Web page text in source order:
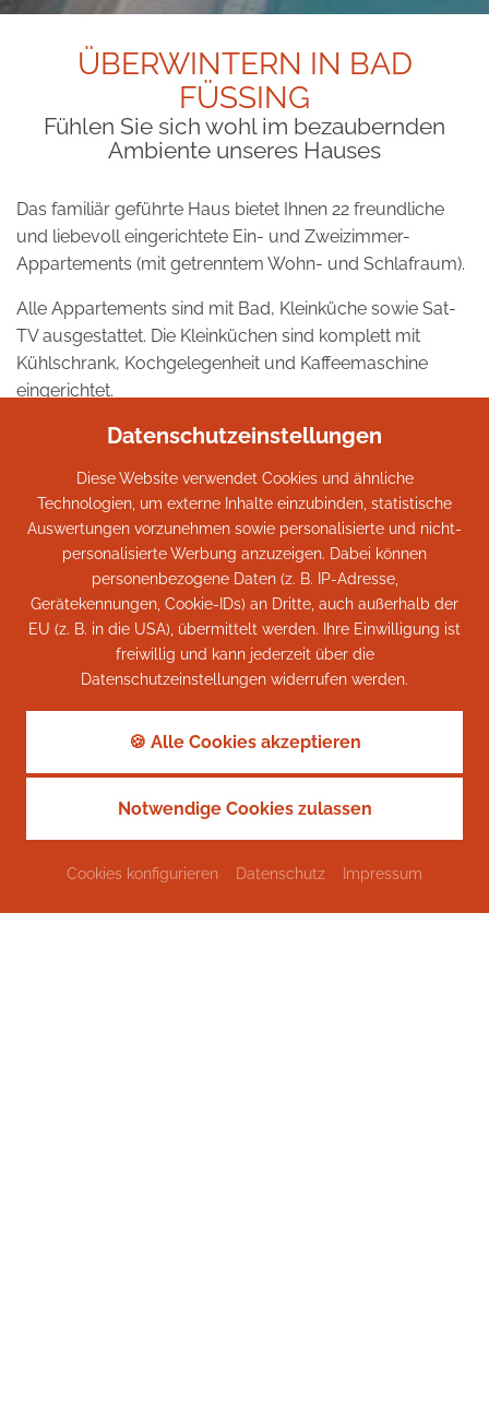
Datenschutzeinstellungen
Diese Website verwendet Cookies und ähnliche
Technologien, um externe Inhalte einzubinden, statistische
Auswertungen vorzunehmen sowie personalisierte und nicht-
personalisierte Werbung anzuzeigen. Dabei können
personenbezogene Daten (z. B. IP-Adresse,
Gerätekennungen, Cookie-IDs) an Dritte, auch außerhalb der
EU (z. B. in die USA), übermittelt werden. Ihre Einwilligung ist
freiwillig und kann jederzeit über die
Datenschutzeinstellungen widerrufen werden.
🍪 Alle Cookies akzeptieren
Notwendige Cookies zulassen
Cookies konfigurieren Datenschutz Impressum
ÜBERWINTERN IN BAD
FÜSSING
Fühlen Sie sich wohl im bezaubernden
Ambiente unseres Hauses
Das familiär geführte Haus bietet Ihnen 22 freundliche
und liebevoll eingerichtete Ein- und Zweizimmer-
Appartements (mit getrenntem Wohn- und Schlafraum).
Alle Appartements sind mit Bad, Kleinküche sowie Sat-
TV ausgestattet. Die Kleinküchen sind komplett mit
Kühlschrank, Kochgelegenheit und Kaffeemaschine
eingerichtet.
Außerdem bieten wir kostenloses WLAN in allen
Appartements an.
Zur Annehmlichkeit des Hauses gehört ein Lift, der Sie
geräuscharm bis in das zweite Stockwerk des Hauses
führt. Neben den hauseigenen Parkplätzen sind auch
Unterstellmöglichkeiten für Fahrräder und Sportgeräte
vorhanden.